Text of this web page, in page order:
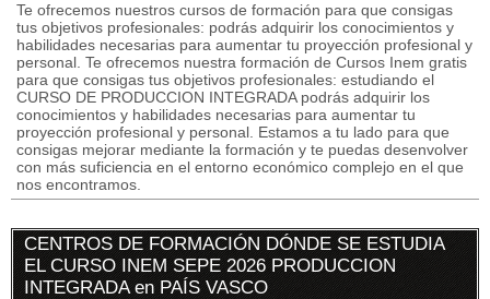
Te ofrecemos nuestros cursos de formación para que consigas
tus objetivos profesionales: podrás adquirir los conocimientos y
habilidades necesarias para aumentar tu proyección profesional y
personal. Te ofrecemos nuestra formación de Cursos Inem gratis
para que consigas tus objetivos profesionales: estudiando el
CURSO DE PRODUCCION INTEGRADA podrás adquirir los
conocimientos y habilidades necesarias para aumentar tu
proyección profesional y personal. Estamos a tu lado para que
consigas mejorar mediante la formación y te puedas desenvolver
con más suficiencia en el entorno económico complejo en el que
nos encontramos.
CENTROS DE FORMACIÓN DÓNDE SE ESTUDIA
EL CURSO INEM SEPE 2026 PRODUCCION
INTEGRADA en PAÍS VASCO